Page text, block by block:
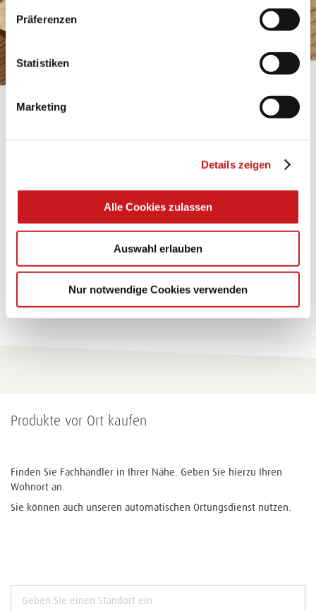
personenbezogene Daten verarbeiten. Hier geht’s zum
Impressum.
Präferenzen
Statistiken
Marketing
Details zeigen
Alle Cookies zulassen
Auswahl erlauben
Nur notwendige Cookies verwenden
bekleben, bemalen, falten... und für viele
Verwendungen.
Zum Tipp
Zu allen Tipps
Produkte vor Ort kaufen
Finden Sie Fachhändler in Ihrer Nähe. Geben Sie hierzu Ihren
Wohnort an.
Sie können auch unseren automatischen Ortungsdienst nutzen.